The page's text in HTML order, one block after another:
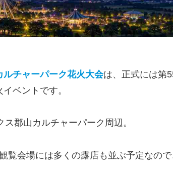
ルチャーパーク花火大会は、正式には第
ベントです。
郡山カルチャーパーク周辺。
覧会場には多くの露店も並ぶ予定なの